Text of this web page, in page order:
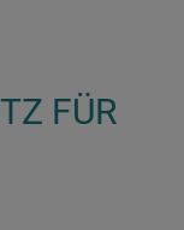
FÜR